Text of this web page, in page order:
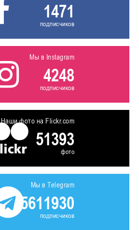
1471
подписчиков
Мы в Instagram
4248
подписчиков
Наши фото на Flickr.com
51393
фото
Мы в Telegram
5611930
подписчиков